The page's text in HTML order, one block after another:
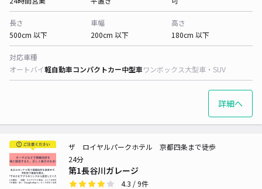
長さ
500cm 以下
車幅
200cm 以下
高さ
180cm 以下
対応車種
オートバイ軽自動車コンパクトカー中型車ワンボックス大型車・SUV
詳細へ
第1長谷川ガレージ
ザ ロイヤルパークホテル 京都四条まで徒歩
24分
4.3 / 9件